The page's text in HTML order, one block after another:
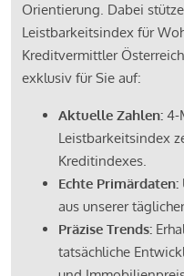
Orientierung. Dabei
Leistbarkeitsindex für
Kreditvermittler
exklusiv für Sie auf:
Aktuelle Zahlen: 4-
Leistbarkeitsindex
Kreditindexes.
Echte Primärdaten:
aus unserer
Präzise Trends:
tatsächliche